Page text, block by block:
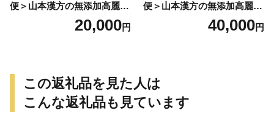
便＞山本漢方の無添加高麗人
20,000円
便＞山本漢方の無添加高麗人
40,000円
この返礼品を見た人は
こんな返礼品も見ています